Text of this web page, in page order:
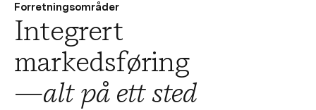
Forretningsområder
Integrert
markedsføring
—alt på ett sted